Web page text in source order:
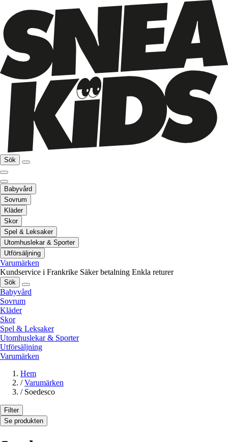
Sök
Babyvård
Sovrum
Kläder
Skor
Spel & Leksaker
Utomhuslekar & Sporter
Utförsäljning
Varumärken
Kundservice i Frankrike Säker betalning Enkla returer
Sök
Babyvård
Sovrum
Kläder
Skor
Spel & Leksaker
Utomhuslekar & Sporter
Utförsäljning
Varumärken
Hem
/ Varumärken
/ Soedesco
Filter
Se produkten